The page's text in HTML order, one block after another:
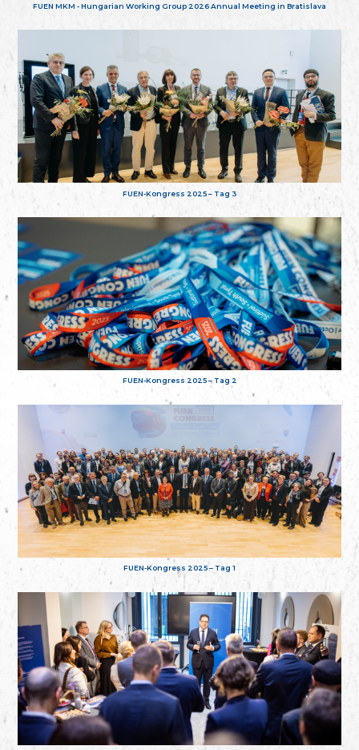
FUEN MKM - Hungarian Working Group 2026 Annual Meeting in Bratislava
FUEN-Kongress 2025 – Tag 3
FUEN-Kongress 2025 – Tag 2
FUEN-Kongress 2025 – Tag 1